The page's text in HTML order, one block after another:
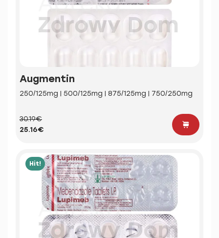
Augmentin
250/125mg | 500/125mg | 875/125mg | 750/250mg
30.19€
25.16€
Hit!